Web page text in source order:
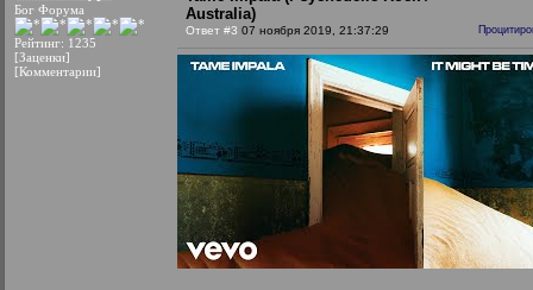
Бог Форума
Рейтинг: 1235
[Заценки]
[Комментарии]
Australia)
Ответ #3 07 ноября 2019, 21:37:29